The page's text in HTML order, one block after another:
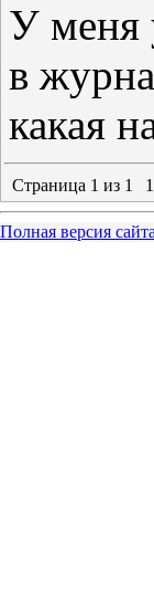
У меня
в
какая
Страница 1 из 1 1
Полная версия сайта